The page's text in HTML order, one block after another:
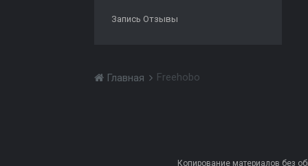
Запись Отзывы
Главная Freehobo
Копирование материалов без